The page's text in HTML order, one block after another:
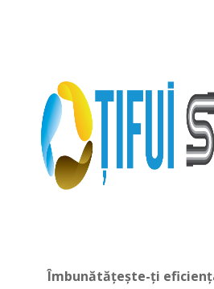
Îmbunătățește-ți